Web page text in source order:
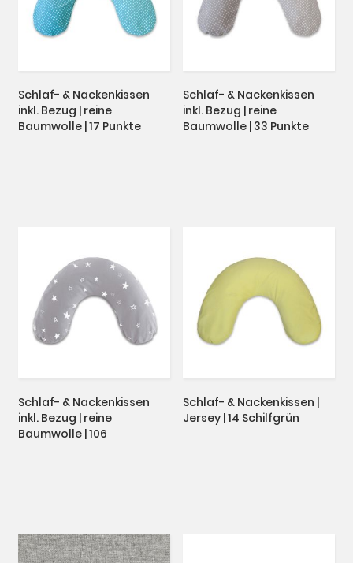
Schlaf- & Nackenkissen
inkl. Bezug | reine
Baumwolle | 33 Punkte
Schlaf- & Nackenkissen
inkl. Bezug | reine
Baumwolle | 17 Punkte
Schlaf- & Nackenkissen |
Jersey | 14 Schilfgrün
Schlaf- & Nackenkissen
inkl. Bezug | reine
Baumwolle | 106